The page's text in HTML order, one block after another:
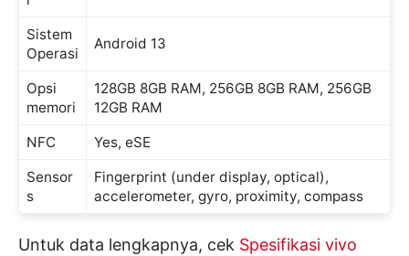
Sistem
Operasi
Android 13
Opsi
memori
128GB 8GB RAM, 256GB 8GB RAM, 256GB
12GB RAM
NFC
Yes, eSE
Sensor
s
Fingerprint (under display, optical),
accelerometer, gyro, proximity, compass
Untuk data lengkapnya, cek Spesifikasi vivo